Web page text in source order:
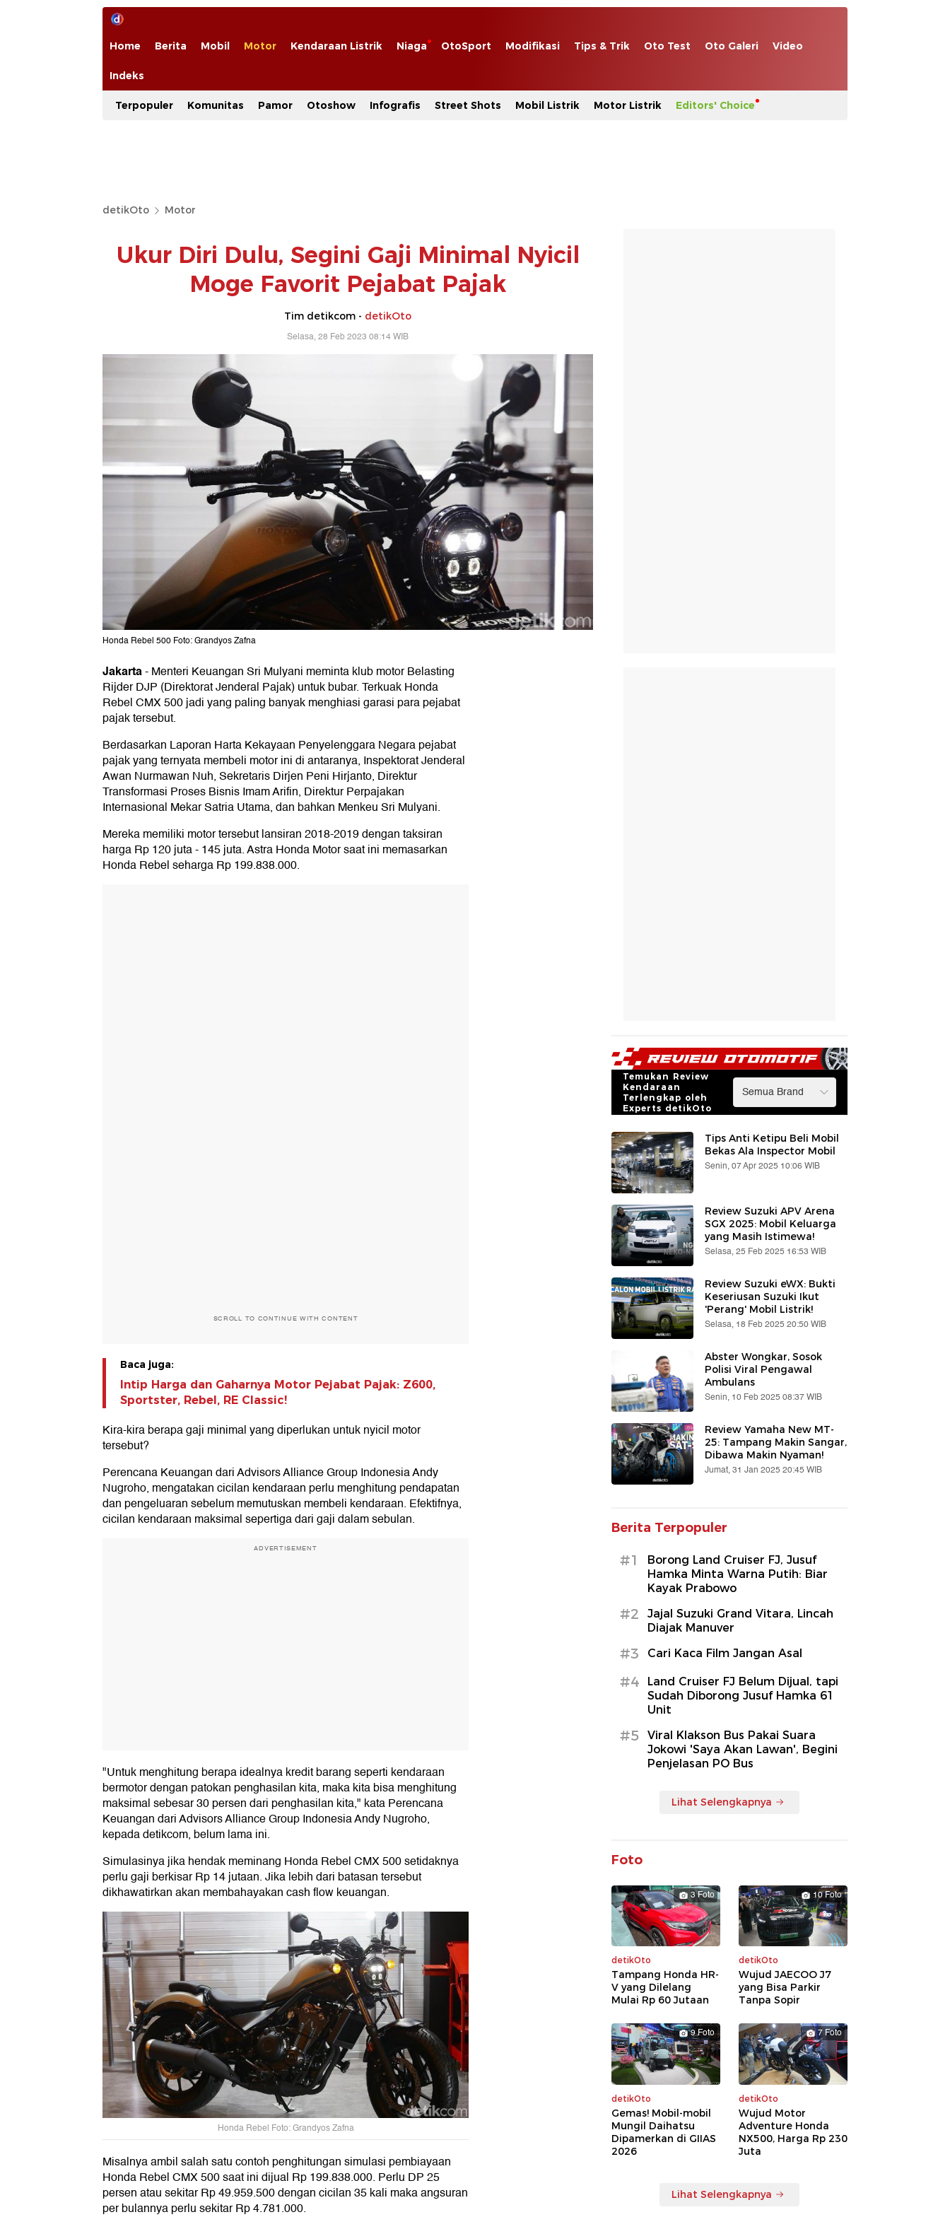
Home Berita Mobil Motor Kendaraan Listrik Niaga OtoSport Modifikasi Tips & Trik Oto Test Oto Galeri Video
Indeks
Terpopuler Komunitas Pamor Otoshow Infografis Street Shots Mobil Listrik Motor Listrik Editors' Choice
detikOto Motor
Ukur Diri Dulu, Segini Gaji Minimal Nyicil
Moge Favorit Pejabat Pajak
Tim detikcom - detikOto
Selasa, 28 Feb 2023 08:14 WIB
Honda Rebel 500 Foto: Grandyos Zafna
Jakarta-Menteri Keuangan Sri Mulyani meminta klub motor Belasting
Rijder DJP (Direktorat Jenderal Pajak) untuk bubar. Terkuak Honda
Rebel CMX 500 jadi yang paling banyak menghiasi garasi para pejabat
pajak tersebut.
Berdasarkan Laporan Harta Kekayaan Penyelenggara Negara pejabat
pajak yang ternyata membeli motor ini di antaranya, Inspektorat Jenderal
Awan Nurmawan Nuh, Sekretaris Dirjen Peni Hirjanto, Direktur
Transformasi Proses Bisnis Imam Arifin, Direktur Perpajakan
Internasional Mekar Satria Utama, dan bahkan Menkeu Sri Mulyani.
Mereka memiliki motor tersebut lansiran 2018-2019 dengan taksiran
harga Rp 120 juta - 145 juta. Astra Honda Motor saat ini memasarkan
Honda Rebel seharga Rp 199.838.000.
SCROLL TO CONTINUE WITH CONTENT
Baca juga:
Intip Harga dan Gaharnya Motor Pejabat Pajak: Z600,
Sportster, Rebel, RE Classic!
Kira-kira berapa gaji minimal yang diperlukan untuk nyicil motor
tersebut?
Perencana Keuangan dari Advisors Alliance Group Indonesia Andy
Nugroho, mengatakan cicilan kendaraan perlu menghitung pendapatan
dan pengeluaran sebelum memutuskan membeli kendaraan. Efektifnya,
cicilan kendaraan maksimal sepertiga dari gaji dalam sebulan.
ADVERTISEMENT
"Untuk menghitung berapa idealnya kredit barang seperti kendaraan
bermotor dengan patokan penghasilan kita, maka kita bisa menghitung
maksimal sebesar 30 persen dari penghasilan kita," kata Perencana
Keuangan dari Advisors Alliance Group Indonesia Andy Nugroho,
kepada detikcom, belum lama ini.
Simulasinya jika hendak meminang Honda Rebel CMX 500 setidaknya
perlu gaji berkisar Rp 14 jutaan. Jika lebih dari batasan tersebut
dikhawatirkan akan membahayakan cash flow keuangan.
Honda Rebel Foto: Grandyos Zafna
Misalnya ambil salah satu contoh penghitungan simulasi pembiayaan
Honda Rebel CMX 500 saat ini dijual Rp 199.838.000. Perlu DP 25
persen atau sekitar Rp 49.959.500 dengan cicilan 35 kali maka angsuran
per bulannya perlu sekitar Rp 4.781.000.
Temukan Review
Kendaraan
Terlengkap oleh
Experts detikOto
Tips Anti Ketipu Beli Mobil
Bekas Ala Inspector Mobil
Senin, 07 Apr 2025 10:06 WIB
Review Suzuki APV Arena
SGX 2025: Mobil Keluarga
yang Masih Istimewa!
Selasa, 25 Feb 2025 16:53 WIB
Review Suzuki eWX: Bukti
Keseriusan Suzuki Ikut
'Perang' Mobil Listrik!
Selasa, 18 Feb 2025 20:50 WIB
Abster Wongkar, Sosok
Polisi Viral Pengawal
Ambulans
Senin, 10 Feb 2025 08:37 WIB
Review Yamaha New MT-
25: Tampang Makin Sangar,
Dibawa Makin Nyaman!
Jumat, 31 Jan 2025 20:45 WIB
Berita Terpopuler
#1
Borong Land Cruiser FJ, Jusuf
Hamka Minta Warna Putih: Biar
Kayak Prabowo
#2
Jajal Suzuki Grand Vitara, Lincah
Diajak Manuver
#3 Cari Kaca Film Jangan Asal
#4
Land Cruiser FJ Belum Dijual, tapi
Sudah Diborong Jusuf Hamka 61
Unit
#5
Viral Klakson Bus Pakai Suara
Jokowi 'Saya Akan Lawan', Begini
Penjelasan PO Bus
Lihat Selengkapnya
Foto
3 Foto
detikOto
Tampang Honda HR-
V yang Dilelang
Mulai Rp 60 Jutaan
10 Foto
detikOto
Wujud JAECOO J7
yang Bisa Parkir
Tanpa Sopir
9 Foto
detikOto
Gemas! Mobil-mobil
Mungil Daihatsu
Dipamerkan di GIIAS
2026
7 Foto
detikOto
Wujud Motor
Adventure Honda
NX500, Harga Rp 230
Juta
Lihat Selengkapnya